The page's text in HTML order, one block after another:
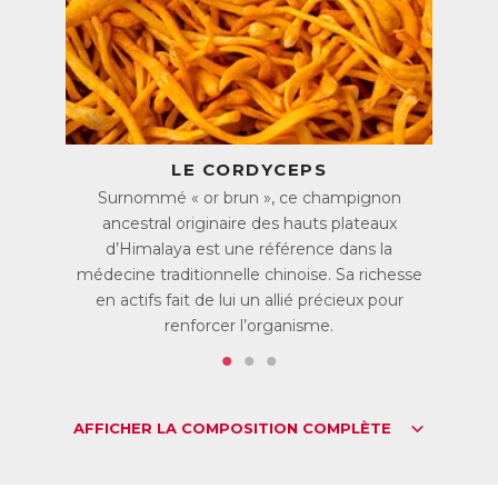
action est principalement attribuée à sa richesse en
composés bioactifs, notamment la cordycépine et
l'adénosine. Ces composés jouent un rôle crucial dans la
production d'énergie cellulaire, favorisant ainsi
l'optimisation des performances physiques. C'est pourquoi,
ce champignon suscite un intérêt croissant chez les sportifs
en quête d'une amélioration de leurs performances.
Le Cordyceps est également riche en bêta-glucanes. Ces
molécules de la famille des polysaccarides nourrissent les
bonnes bactéries du microbiote intestinal et soutiennent le
bon fonctionnement du système immunitaire.
Cordyceps, un champignon pour soutenir la
vitalité sexuelle
Le Cordyceps est traditionnellement utilisé comme tonique
sexuel. Des études ont suggéré qu’il pourrait favoriser
l’amélioration de la circulation sanguine et stimuler la
femme que chez l’homme et qu’il contribuerait à la fertilité
masculine en agissant sur la qualité du sperme. Ses
LE CORDYCEPS
Surnommé « or brun », ce champignon
ancestral originaire des hauts plateaux
d’Himalaya est une référence dans la
médecine traditionnelle chinoise. Sa richesse
en actifs fait de lui un allié précieux pour
renforcer l’organisme.
AFFICHER LA COMPOSITION COMPLÈTE